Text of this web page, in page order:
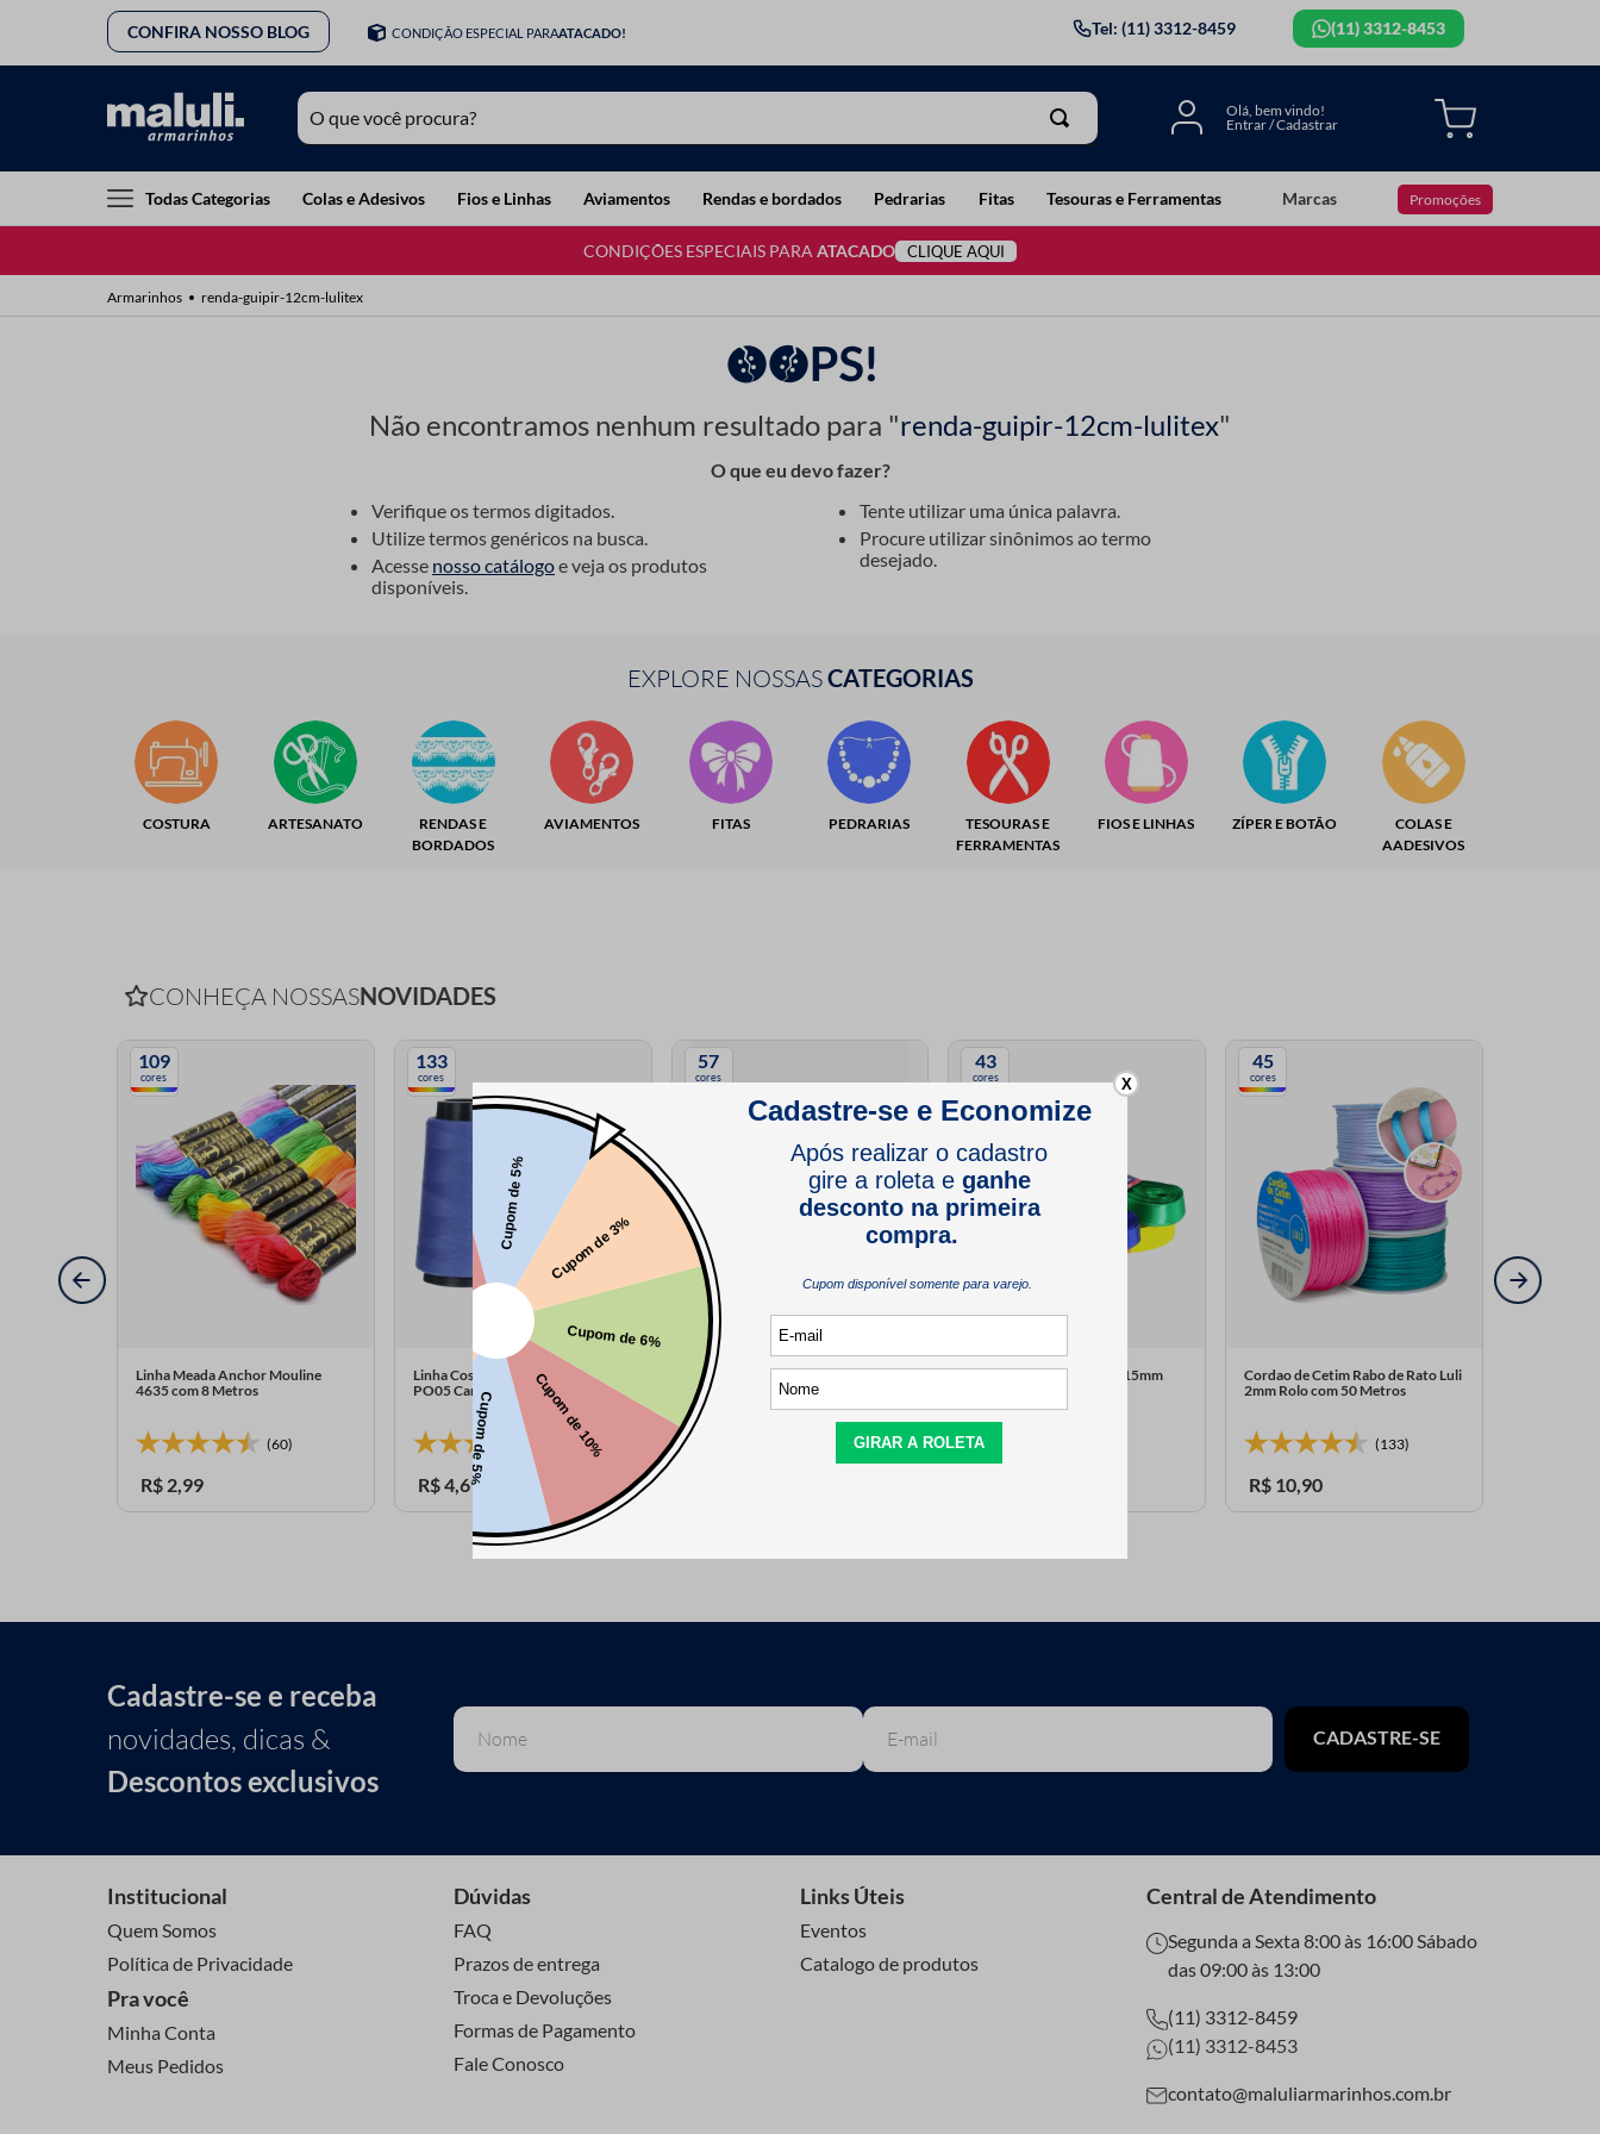
CONFIRA NOSSO BLOG CONDIÇÃO ESPECIAL PARAATACADO! Tel: (11) 3312-8459 (11) 3312-8453
O que você procura?
Todas Categorias Colas e Adesivos Fios e Linhas Aviamentos Rendas e bordados Pedrarias Fitas Tesouras e Ferramentas Marcas Promoções
CONDIÇÕES ESPECIAIS PARA ATACADO CLIQUE AQUI
renda-guipir-12cm-lulitex
OOPS!
Não encontramos nenhum resultado para "renda-guipir-12cm-lulitex"
O que eu devo fazer?
Verifique os termos digitados.
Tente utilizar uma única palavra.
Utilize termos genéricos na busca.
Procure utilizar sinônimos ao termo
desejado.
Acesse nosso catálogoe veja os produtos
disponíveis.
EXPLORE NOSSASCATEGORIAS
COSTURA ARTESANATO
RENDAS E
BORDADOS
AVIAMENTOS FITAS PEDRARIAS
TESOURAS E
FERRAMENTAS
FIOS E LINHAS ZÍPER E BOTÃO
COLAS E
AADESIVOS
CONHEÇA NOSSASNOVIDADES
109
cores
Linha Meada Anchor Mouline
4635 com 8 Metros
(60)
R$ 2, 99
133
cores
Linha Costura Reta Bonfio 120
PO05 Carretel com 1371 Metros
R$4, 69
57
cores
Micangao de Vidro Luli 6/0 Pacote
com 500g
(276)
43
cores
Fita de Cetim Najar 40/3 15mm
45
cores
Cordao de Cetim Rabo de Rato Luli
2mm Rolo com 50 Metros
(133)
R$ 10 90
Cadastre-se e receba
novidades, dicas &
Descontos exclusivos
CADASTRE-SE
Institucional
Quem Somos
Política de Privacidade
Pra você
Minha Conta
Meus Pedidos
Dúvidas
FAQ
Prazos de entrega
Troca e Devoluções
Formas de Pagamento
Fale Conosco
Links Úteis
Eventos
Catalogo de produtos
Central de Atendimento
Segunda a Sexta 8:00 às 16:00 Sábado
das 09:00 às 13:00
(11) 3312-8459
(11) 3312-8453
contato@maluliarmarinhos.com.br
X
TERMOS MAIS BUSCADOS
1º
lã
3 º
botão
ziper
linha costura
fita cetim
amigurumi